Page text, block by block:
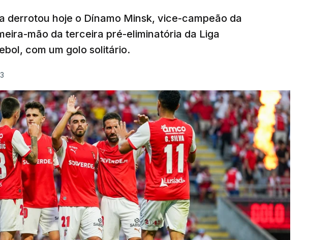
derrotou hoje o Dínamo Minsk, vice-campeão da
mão da terceira pré-eliminatória da Liga
com um golo solitário.